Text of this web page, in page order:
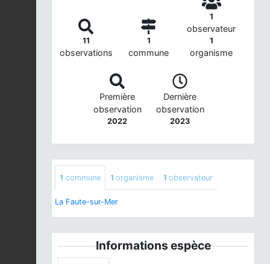
11
observations
1
commune
1
observateur
1
organisme
Première
observation
2022
Dernière
observation
2023
1 commune 1 organisme 1 observateur
La Faute-sur-Mer
Informations espèce